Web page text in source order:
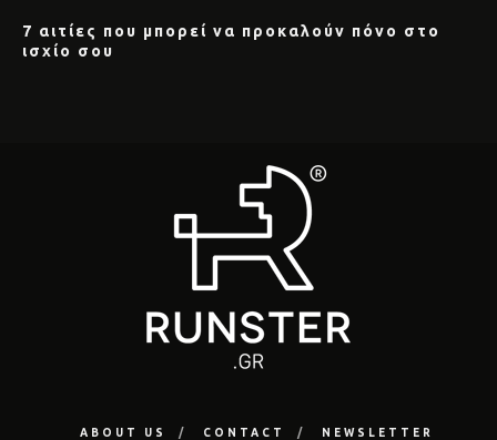
7 αιτίες που μπορεί να προκαλούν πόνο στο
ισχίο σου
ABOUT US CONTACT
NEWSLETTER